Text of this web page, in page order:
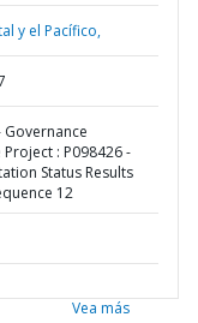
y el Pacífico,
: P098426 -
Status Results
12
Vea más